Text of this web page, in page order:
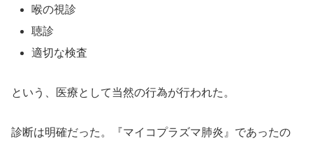
喉の視診
聴診
適切な検査
という、医療として当然の行為が行われた。
診断は明確だった。『マイコプラズマ肺炎』であったの